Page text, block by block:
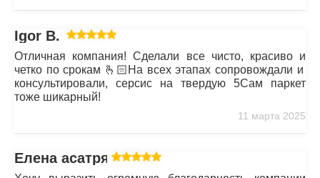
Igor B.
Отличная компания! Сделали все чисто, красиво и
четко по срокам 🫰🏻На всех этапах сопровождали и
консультировали, серсис на твердую 5Сам паркет
тоже шикарный!
11 марта 2025
Елена асатрян